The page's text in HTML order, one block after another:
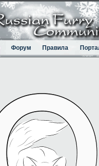
Форум Правила